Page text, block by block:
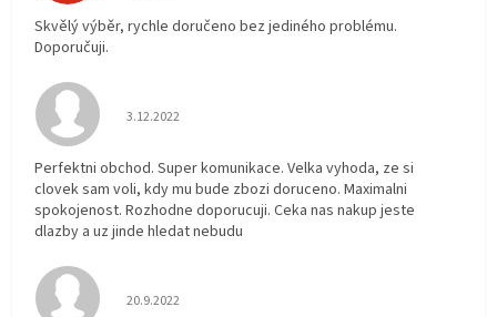
Skvělý výběr, rychle doručeno bez jediného problému.
Doporučuji.
Hodnocení obchodu je 5 z 5 hvězdiček.
3.12.2022
Perfektni obchod. Super komunikace. Velka vyhoda, ze si
clovek sam voli, kdy mu bude zbozi doruceno. Maximalni
spokojenost. Rozhodne doporucuji. Ceka nas nakup jeste
dlazby a uz jinde hledat nebudu
Hodnocení obchodu je 5 z 5 hvězdiček.
20.9.2022